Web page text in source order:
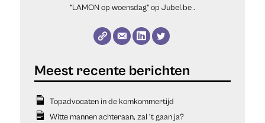
“LAMON op woensdag” op Jubel.be.
Topadvocaten in de komkommertijd
Witte mannen achteraan, zal ’t gaan ja?